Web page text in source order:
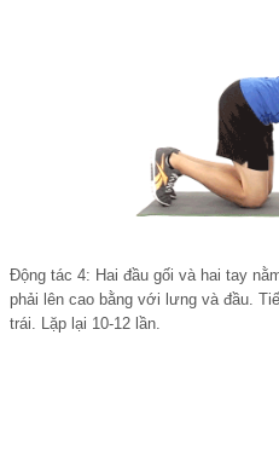
Động tác 4: Hai đầu gối và hai tay
phải lên cao bằng với lưng và đầu.
trái. Lặp lại 10-12 lần.